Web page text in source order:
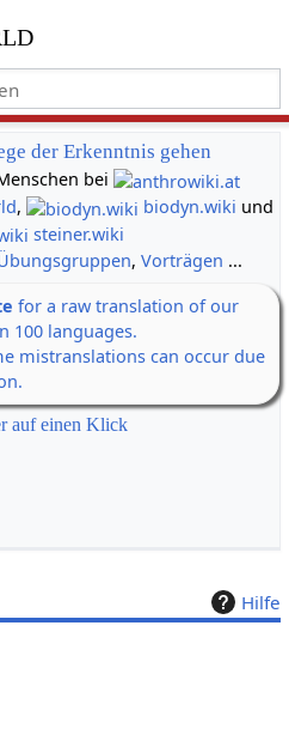
der Erkenntnis gehen
bei
, biodyn.wiki und
steiner.wiki
, Vorträgen ...
for a raw translation of our
100 languages.
mistranslations can occur due
auf einen Klick
Hilfe